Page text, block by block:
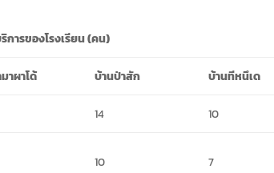
การของโรงเรียน(คน)
าผาโด้ บ้านป่าสัก บ้านทีหนึเด
14 10
10 7